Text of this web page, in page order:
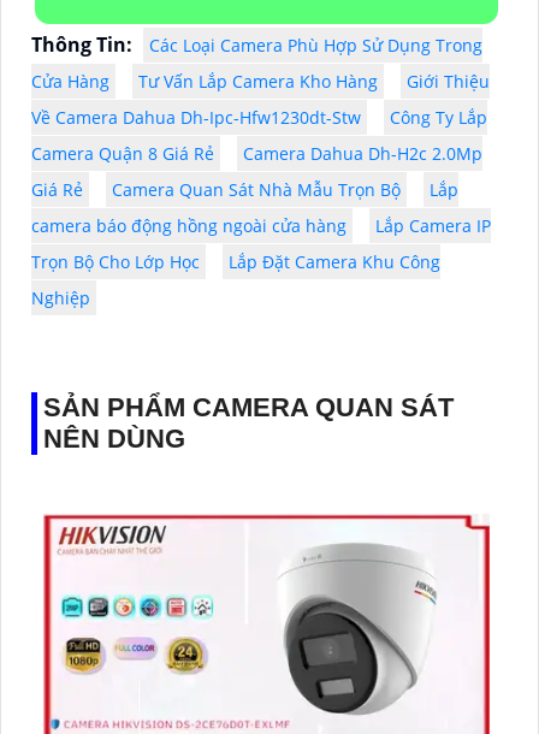
Thông Tin:
Các Loại Camera Phù Hợp Sử Dụng Trong
Cửa Hàng
Tư Vấn Lắp Camera Kho Hàng
Giới Thiệu
Về Camera Dahua Dh-Ipc-Hfw1230dt-Stw
Công Ty Lắp
Camera Quận 8 Giá Rẻ
Camera Dahua Dh-H2c 2.0Mp
Giá Rẻ
Camera Quan Sát Nhà Mẫu Trọn Bộ
Lắp
camera báo động hồng ngoài cửa hàng
Lắp Camera IP
Trọn Bộ Cho Lớp Học
Lắp Đặt Camera Khu Công
Nghiệp
SẢN PHẨM CAMERA QUAN SÁT
NÊN DÙNG